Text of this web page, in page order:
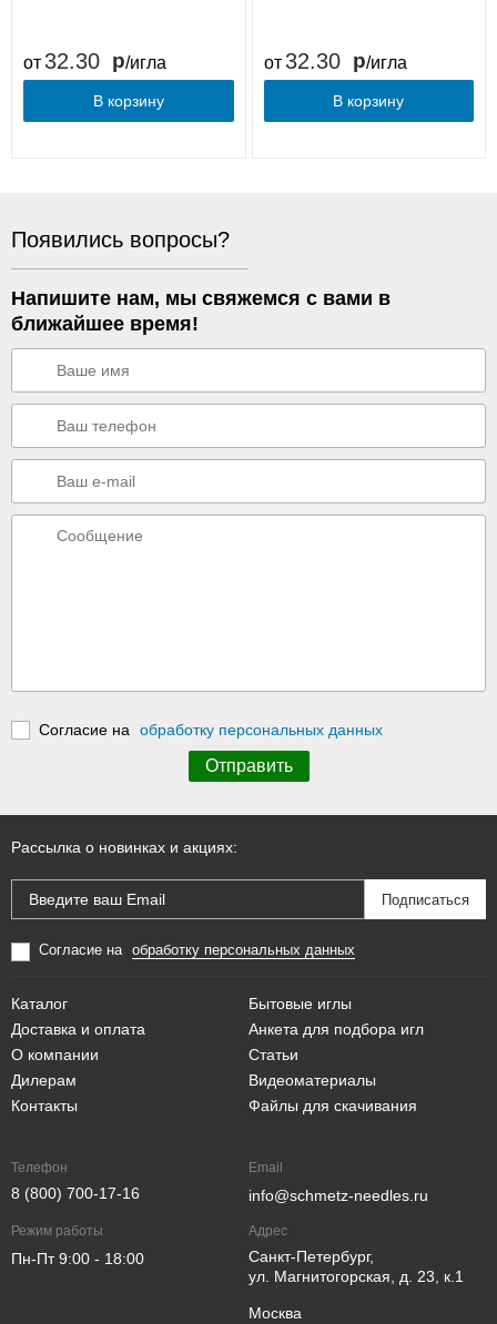
от 32.30 /игла
В корзину
от 32.30 /игла
В корзину
Появились вопросы?
Напишите нам, мы свяжемся с вами в
ближайшее время!
Согласие на обработку персональных данных
Рассылка о новинках и акциях:
Согласие на обработку персональных данных
Каталог
Доставка и оплата
О компании
Дилерам
Контакты
Бытовые иглы
Анкета для подбора игл
Статьи
Видеоматериалы
Файлы для скачивания
Телефон
8 (800) 700-17-16
Email
info@schmetz-needles.ru
Режим работы
Пн-Пт 9:00 - 18:00
Адрес
Санкт-Петербург,
ул. Магнитогорская, д. 23, к.1
Москва